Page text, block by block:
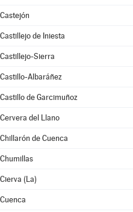
Castejón
Castillejo de Iniesta
Castillejo-Sierra
Castillo-Albaráñez
Castillo de Garcimuñoz
Cervera del Llano
Chillarón de Cuenca
Chumillas
Cierva (La)
Cuenca